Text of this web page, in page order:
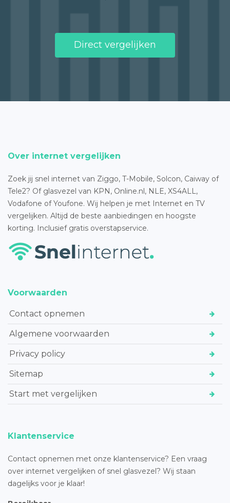
Direct vergelijken
Over internet vergelijken
Zoek jij snel internet van Ziggo, T-Mobile, Solcon, Caiway of
Tele2? Of glasvezel van KPN, Online.nl, NLE, XS4ALL,
Vodafone of Youfone. Wij helpen je met Internet en TV
vergelijken. Altijd de beste aanbiedingen en hoogste
korting. Inclusief gratis overstapservice.
Voorwaarden
Contact opnemen
Algemene voorwaarden
Privacy policy
Sitemap
Start met vergelijken
Klantenservice
Contact opnemen met onze klantenservice? Een vraag
over internet vergelijken of snel glasvezel? Wij staan
dagelijks voor je klaar!